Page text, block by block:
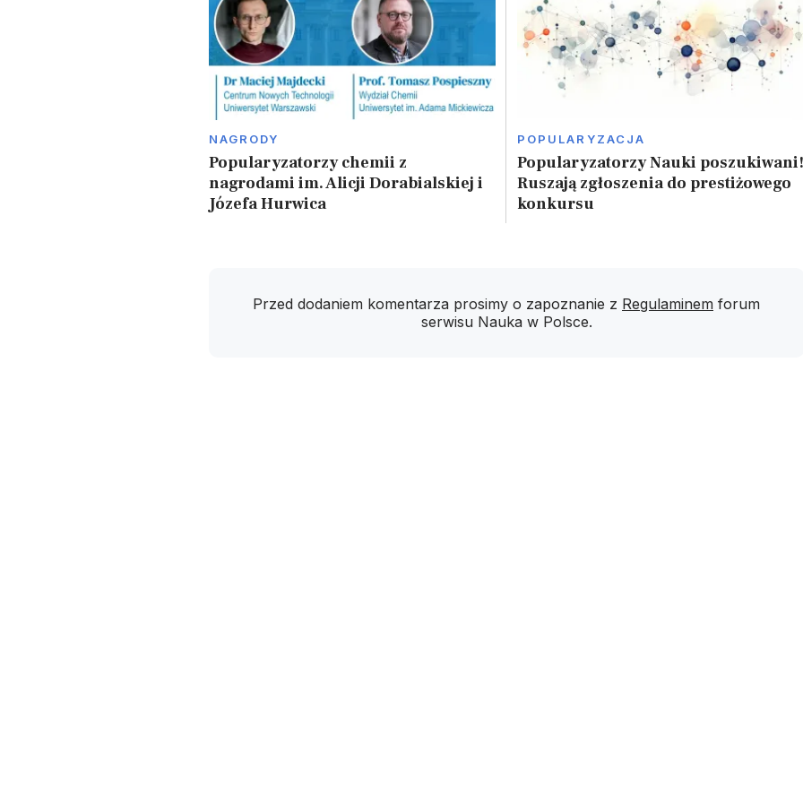
NAGRODY
Popularyzatorzy chemii z
nagrodami im. Alicji Dorabialskiej i
Józefa Hurwica
POPULARYZACJA
Popularyzatorzy Nauki poszukiwani!
Ruszają zgłoszenia do prestiżowego
konkursu
Przed dodaniem komentarza prosimy o zapoznanie z Regulaminem forum
serwisu Nauka w Polsce.